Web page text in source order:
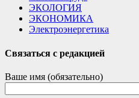
ЭКОЛОГИЯ
ЭКОНОМИКА
Электроэнергетика
Связаться с редакцией
Ваше имя (обязательно)